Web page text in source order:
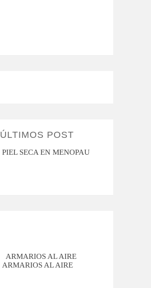
ÚLTIMOS POST
PIEL SECA EN MENOPAUSIA
ARMARIOS AL AIRE